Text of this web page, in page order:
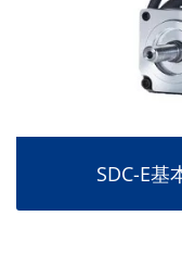
SDC-E基